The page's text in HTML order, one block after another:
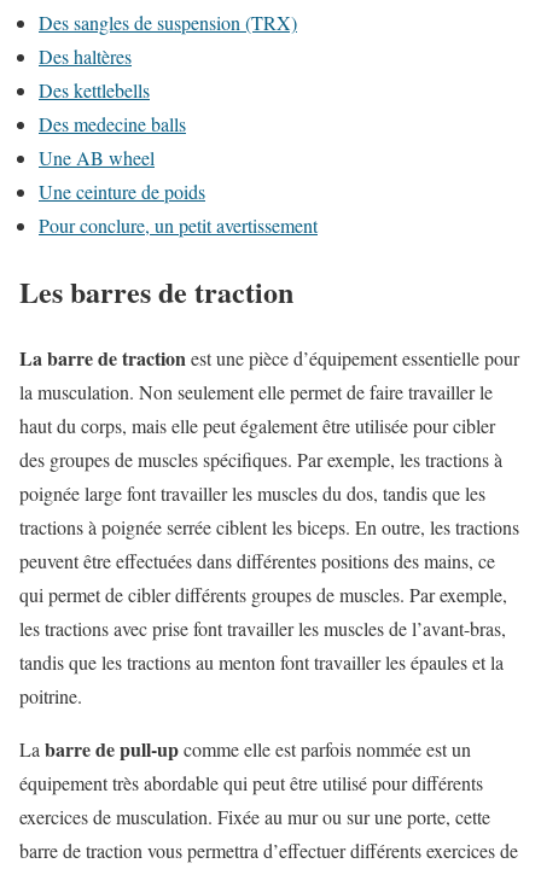
Des sangles de suspension (TRX)
Des haltères
Des kettlebells
Des medecine balls
Une AB wheel
Une ceinture de poids
Pour conclure, un petit avertissement
Les barres de traction
La barre de tractionest une pièce d’équipement essentielle pour
la musculation. Non seulement elle permet de faire travailler le
haut du corps, mais elle peut également être utilisée pour cibler
des groupes de muscles spécifiques. Par exemple, les tractions à
poignée large font travailler les muscles du dos, tandis que les
tractions à poignée serrée ciblent les biceps. En outre, les tractions
peuvent être effectuées dans différentes positions des mains, ce
qui permet de cibler différents groupes de muscles. Par exemple,
les tractions avec prise font travailler les muscles de l’avant-bras,
tandis que les tractions au menton font travailler les épaules et la
poitrine.
La barre de pull-upcomme elle est parfois nommée est un
équipement très abordable qui peut être utilisé pour différents
exercices de musculation. Fixée au mur ou sur une porte, cette
barre de traction vous permettra d’effectuer différents exercices de